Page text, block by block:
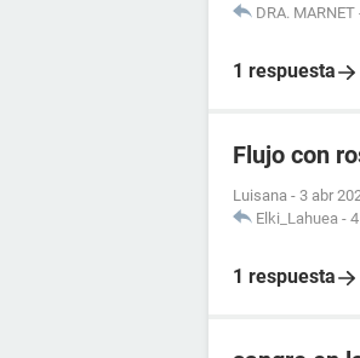
DRA. MARNET
1 respuesta
Flujo con
Luisana - 3 abr
Elki_Lahuea -
1 respuesta